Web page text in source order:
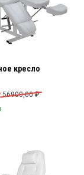
кресло
56900,00₽
цена
40900,00 ₽.